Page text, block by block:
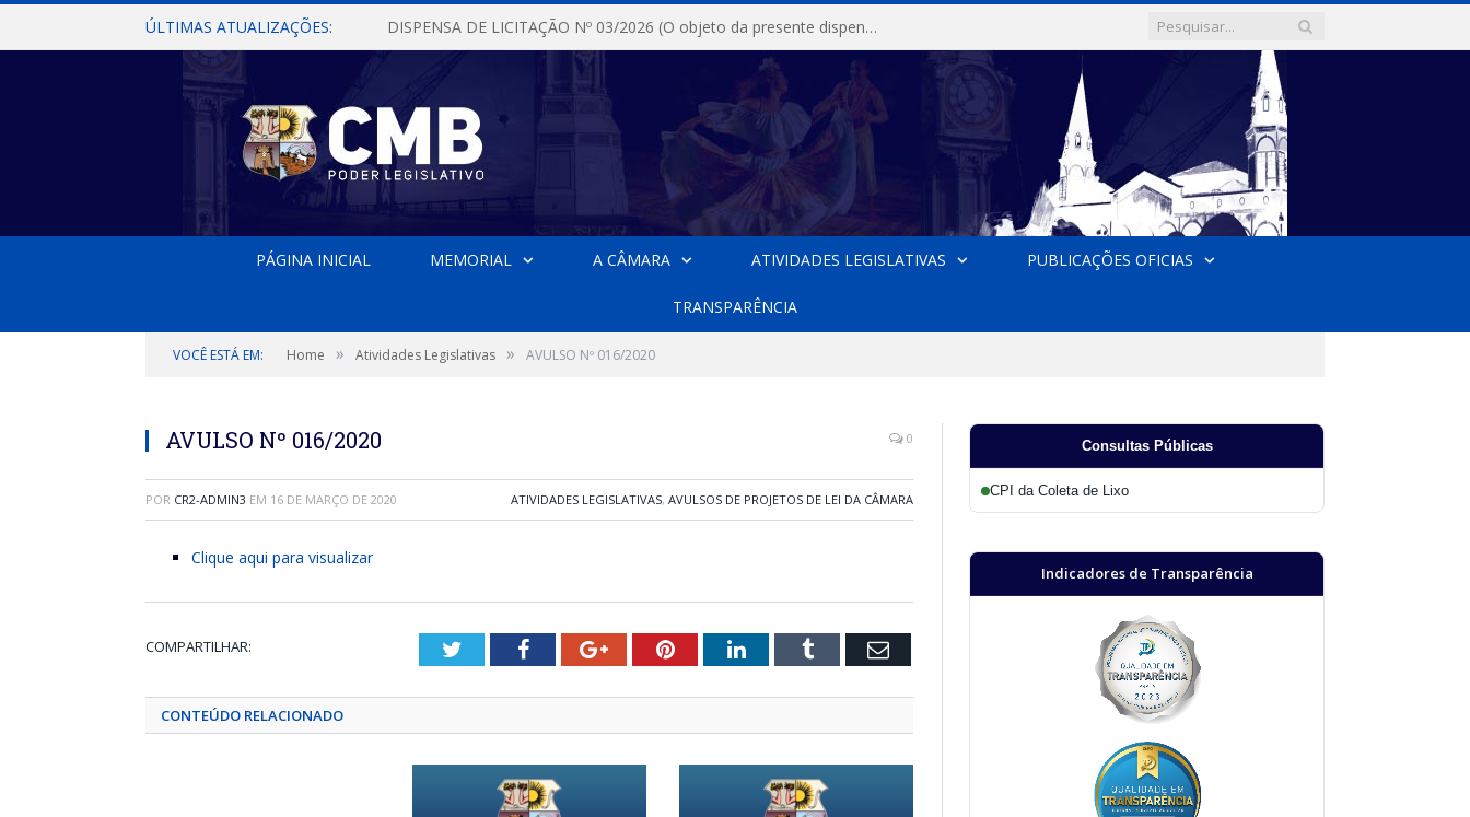
ÚLTIMAS ATUALIZAÇÕES: DISPENSA DE LICITAÇÃO Nº 03/2026 (O objeto da presente dispensa é a escolha da proposta mais vantajosa para a aquisição, de aparelhos de ar condicionado, tipo Split, com material de instalação e fogão industrial, conforme condições, quantidades e exigências estabelecidas no termo de referencia e neste aviso de contratação direta e seus anexos)
PÁGINA INICIAL MEMORIAL A CÂMARA ATIVIDADES LEGISLATIVAS PUBLICAÇÕES OFICIAS
TRANSPARÊNCIA
VOCÊ ESTÁ EM: Home » Atividades Legislativas » AVULSO Nº 016/2020
AVULSO Nº 016/2020 0
POR CR2-ADMIN3 EM 16 DE MARÇO DE 2020 ATIVIDADES LEGISLATIVAS, AVULSOS DE PROJETOS DE LEI DA CÂMARA
Clique aqui para visualizar
COMPARTILHAR: TwitterFacebookGoogle+PinterestLinkedInTumblr Email
CONTEÚDO RELACIONADO
Consultas Públicas
CPI da Coleta de Lixo
Indicadores de Transparência